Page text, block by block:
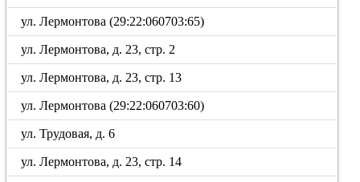
ул. Лермонтова (29:22:060703:65)
ул. Лермонтова, д. 23, стр. 2
ул. Лермонтова, д. 23, стр. 13
ул. Лермонтова (29:22:060703:60)
ул. Трудовая, д. 6
ул. Лермонтова, д. 23, стр. 14